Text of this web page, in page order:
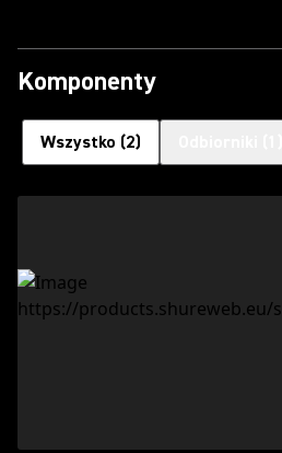
Komponenty
Wszystko (2)